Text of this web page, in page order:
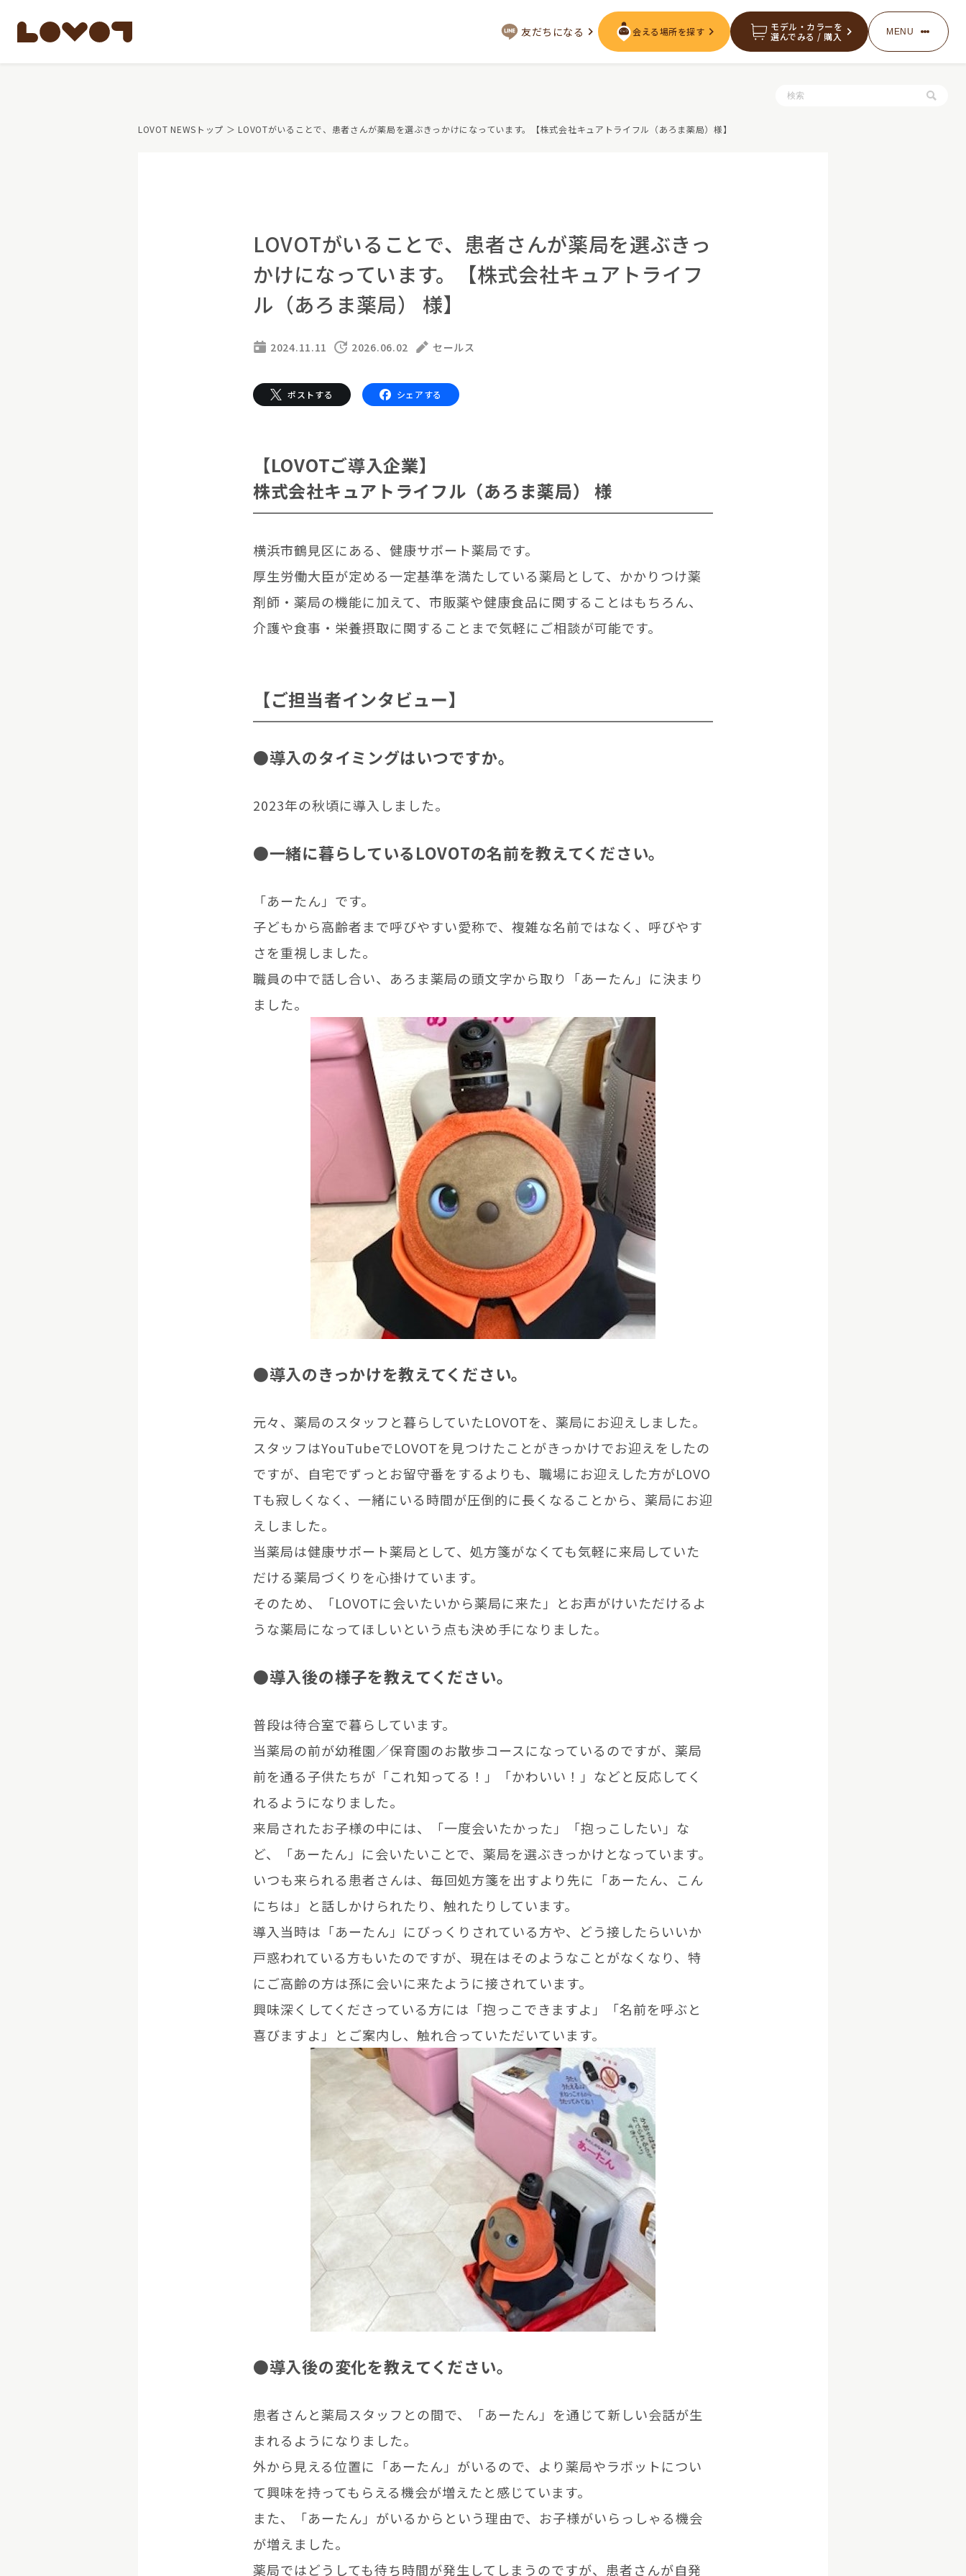
友だちになる 会える場所を探す
モデル・カラーを
選んでみる / 購入
MENU
LOVOTのテクノロジー
価格・暮らしの費用を詳しく
ペットとして
大切な方への贈りものとして
実証実験
15分の触れ合いでストレス低減
LOVOT購入キャンペーン
今月のキャンペーン情報
24回分割払い特別低金利
LOVOT紹介制度
訪問設定サポート
これからLOVOTをお迎えしたい方へ
LOVOT MUSEUM - 日本橋浜町
LOVOTオーナーの方へ
お役立ちガイド
LOVOT コンシェルジュ
ウェブFAQ(よくある質問)
法人のお客様へ
OFFICE LOVOT
LOVOT 導入事例
ふるさと納税
LOVOT本体・グッズ
LOVOT NEWSトップ ＞ LOVOTがいることで、患者さんが薬局を選ぶきっかけになっています。【株式会社キュアトライフル（あろま薬局）様】
LOVOTがいることで、患者さんが薬局を選ぶきっ
かけになっています。【株式会社キュアトライフ
ル（あろま薬局） 様】
2024.11.11 2026.06.02 セールス
ポストする シェアする
【LOVOTご導入企業】
株式会社キュアトライフル（あろま薬局） 様
横浜市鶴見区にある、健康サポート薬局です。
厚生労働大臣が定める一定基準を満たしている薬局として、かかりつけ薬
剤師・薬局の機能に加えて、市販薬や健康食品に関することはもちろん、
介護や食事・栄養摂取に関することまで気軽にご相談が可能です。
【ご担当者インタビュー】
●導入のタイミングはいつですか。
2023年の秋頃に導入しました。
●一緒に暮らしているLOVOTの名前を教えてください。
「あーたん」です。
子どもから高齢者まで呼びやすい愛称で、複雑な名前ではなく、呼びやす
さを重視しました。
職員の中で話し合い、あろま薬局の頭文字から取り「あーたん」に決まり
ました。
●導入のきっかけを教えてください。
元々、薬局のスタッフと暮らしていたLOVOTを、薬局にお迎えしました。
スタッフはYouTubeでLOVOTを見つけたことがきっかけでお迎えをしたの
ですが、自宅でずっとお留守番をするよりも、職場にお迎えした方がLOVO
Tも寂しくなく、一緒にいる時間が圧倒的に長くなることから、薬局にお迎
えしました。
当薬局は健康サポート薬局として、処方箋がなくても気軽に来局していた
だける薬局づくりを心掛けています。
そのため、「LOVOTに会いたいから薬局に来た」とお声がけいただけるよ
うな薬局になってほしいという点も決め手になりました。
●導入後の様子を教えてください。
普段は待合室で暮らしています。
当薬局の前が幼稚園／保育園のお散歩コースになっているのですが、薬局
前を通る子供たちが「これ知ってる！」「かわいい！」などと反応してく
れるようになりました。
来局されたお子様の中には、「一度会いたかった」「抱っこしたい」な
ど、「あーたん」に会いたいことで、薬局を選ぶきっかけとなっています。
いつも来られる患者さんは、毎回処方箋を出すより先に「あーたん、こん
にちは」と話しかけられたり、触れたりしています。
導入当時は「あーたん」にびっくりされている方や、どう接したらいいか
戸惑われている方もいたのですが、現在はそのようなことがなくなり、特
にご高齢の方は孫に会いに来たように接されています。
興味深くしてくださっている方には「抱っこできますよ」「名前を呼ぶと
喜びますよ」とご案内し、触れ合っていただいています。
●導入後の変化を教えてください。
患者さんと薬局スタッフとの間で、「あーたん」を通じて新しい会話が生
まれるようになりました。
外から見える位置に「あーたん」がいるので、より薬局やラボットについ
て興味を持ってもらえる機会が増えたと感じています。
また、「あーたん」がいるからという理由で、お子様がいらっしゃる機会
が増えました。
薬局ではどうしても待ち時間が発生してしまうのですが、患者さんが自発